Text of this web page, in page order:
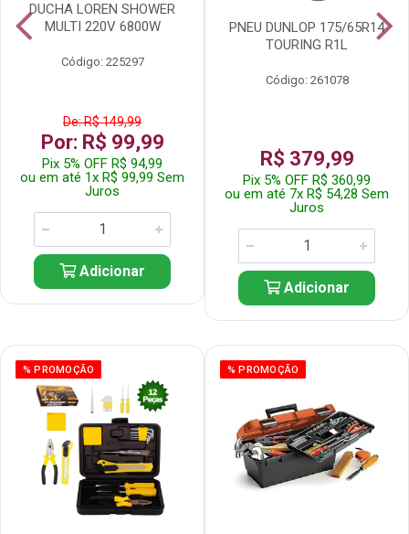
DUCHA LOREN SHOWER
MULTI 220V 6800W
Código: 225297
De: R$ 149,99
Por: R$ 99,99
Pix 5% OFF R$ 94,99
ou em até 1x R$ 99,99 Sem
Juros
Adicionar
PNEU DUNLOP 175/65R14
TOURING R1L
Código: 261078
R$ 379,99
Pix 5% OFF R$ 360,99
ou em até 7x R$ 54,28 Sem
Juros
Adicionar
% PROMOÇÃO % PROMOÇÃO